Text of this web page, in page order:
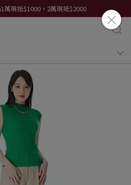
萬現抵$1000，2萬現抵$2000